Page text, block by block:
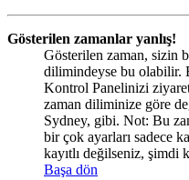
Gösterilen zamanlar yanlış!
Gösterilen zaman, sizin
dilimindeyse bu olabilir.
Kontrol Panelinizi
zaman diliminize göre
Sydney, gibi. Not: Bu
bir çok ayarları sadece
kayıtlı değilseniz, şimdi
Başa dön